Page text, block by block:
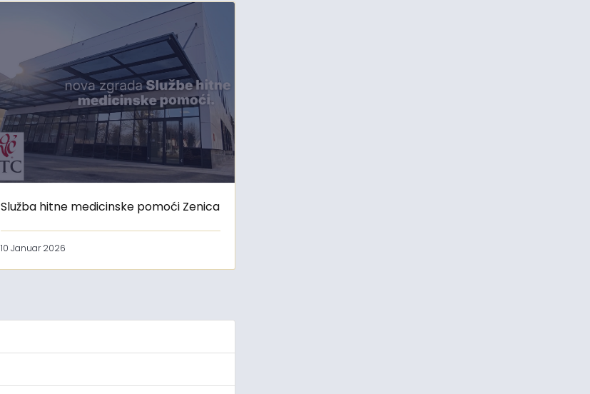
Služba hitne medicinske pomoći Zenica
10 Januar 2026